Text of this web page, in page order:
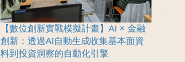
【數位創新實戰模擬計畫】AI × 金融
創新：透過AI自動生成收集基本面資
料到投資洞察的自動化引擎